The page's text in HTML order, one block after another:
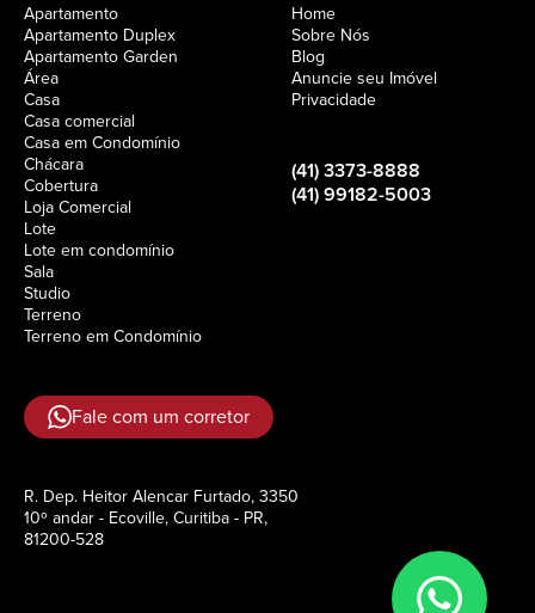
Apartamento
Apartamento Duplex
Apartamento Garden
Área
Casa
Casa comercial
Casa em Condomínio
Chácara
Cobertura
Loja Comercial
Lote
Lote em condomínio
Sala
Studio
Terreno
Terreno em Condomínio
Home
Sobre Nós
Blog
Anuncie seu Imóvel
Privacidade
(41) 3373-8888
(41) 99182-5003
Fale com um corretor
R. Dep. Heitor Alencar Furtado, 3350
10º andar - Ecoville, Curitiba - PR,
81200-528